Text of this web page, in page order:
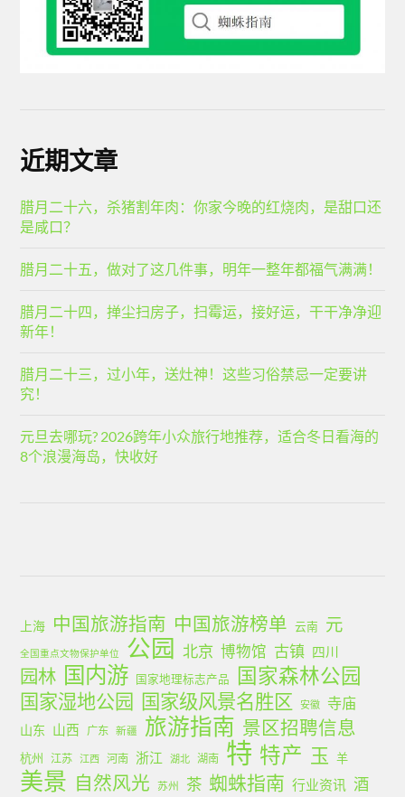
近期文章
腊月二十六，杀猪割年肉：你家今晚的红烧肉，是甜口还
是咸口？
腊月二十五，做对了这几件事，明年一整年都福气满满！
腊月二十四，掸尘扫房子，扫霉运，接好运，干干净净迎
新年！
腊月二十三，过小年，送灶神！这些习俗禁忌一定要讲
究！
元旦去哪玩? 2026跨年小众旅行地推荐，适合冬日看海的
8个浪漫海岛，快收好
上海 中国旅游指南 中国旅游榜单 云南 元
全国重点文物保护单位 公园 北京 博物馆 古镇 四川
园林 国内游 国家地理标志产品 国家森林公园
国家湿地公园 国家级风景名胜区 安徽 寺庙
山东 山西 广东 新疆 旅游指南 景区招聘信息
杭州 江苏 江西 河南 浙江 湖北 湖南 特 特产 玉 羊
美景 自然风光 苏州 茶 蜘蛛指南 行业资讯 酒